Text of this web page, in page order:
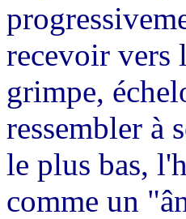
recevoir vers
grimpe,
ressembler à
le plus bas,
comme un